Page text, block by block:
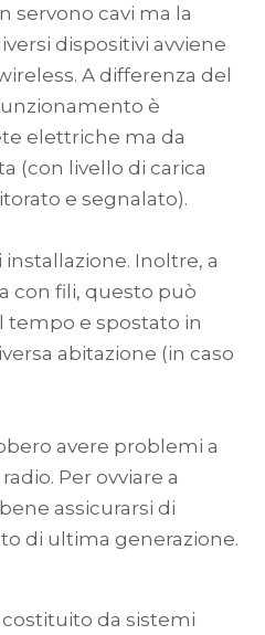
servono cavi ma la
dispositivi avviene
A differenza del
è
elettriche ma da
(con livello di carica
e segnalato).
installazione. Inoltre, a
con fili, questo può
tempo e spostato in
abitazione (in caso
avere problemi a
Per ovviare a
assicurarsi di
di ultima generazione.
da sistemi